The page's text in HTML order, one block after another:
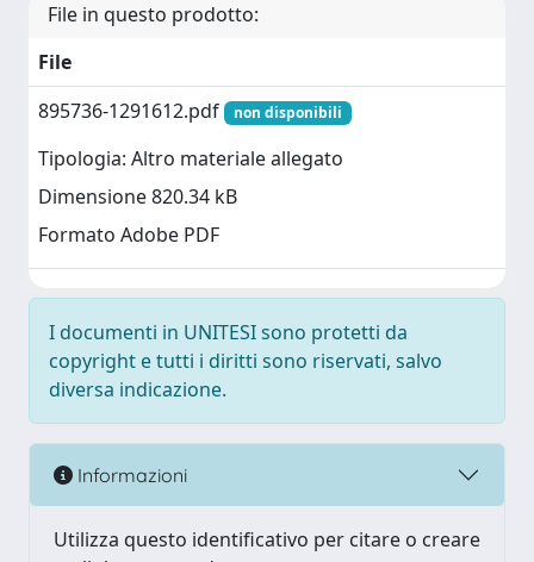
File in questo prodotto:
File
895736-1291612.pdf
non disponibili
Tipologia: Altro materiale allegato
Dimensione 820.34 kB
Formato Adobe PDF
I documenti in UNITESI sono protetti da
copyright e tutti i diritti sono riservati, salvo
diversa indicazione.
Informazioni
Utilizza questo identificativo per citare o creare